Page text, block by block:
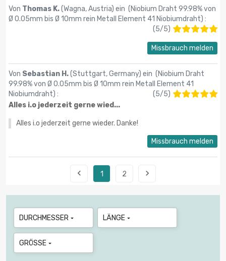
Von Thomas K.(Wagna, Austria) ein (Niobium Draht 99.98% von
Ø 0.05mm bis Ø 10mm rein Metall Element 41 Niobiumdraht) :
(5/5)
Missbrauch melden
Von Sebastian H.(Stuttgart, Germany) ein (Niobium Draht
99.98% von Ø 0.05mm bis Ø 10mm rein Metall Element 41
Niobiumdraht) : (5/5)
Alles i.o jederzeit gerne wied...
Alles i.o jederzeit gerne wieder. Danke!
Missbrauch melden
 1 2 
DURCHMESSER  LÄNGE 
GRÖSSE 